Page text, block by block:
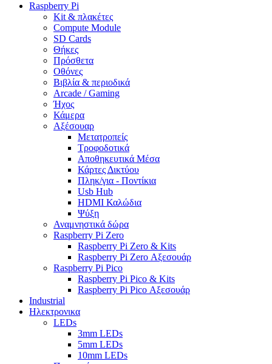
Raspberry Pi
Kit & πλακέτες
Compute Module
SD Cards
Θήκες
Πρόσθετα
Οθόνες
Βιβλία & περιοδικά
Arcade / Gaming
Ήχος
Κάμερα
Αξέσουαρ
Μετατροπείς
Τροφοδοτικά
Αποθηκευτικά Μέσα
Κάρτες Δικτύου
Πληκ/για - Ποντίκια
Usb Hub
HDMI Καλώδια
Ψύξη
Αναμνηστικά δώρα
Raspberry Pi Zero
Raspberry Pi Zero & Kits
Raspberry Pi Zero Αξεσουάρ
Raspberry Pi Pico
Raspberry Pi Pico & Kits
Raspberry Pi Pico Αξεσουάρ
Industrial
Ηλεκτρονικα
LEDs
3mm LEDs
5mm LEDs
10mm LEDs